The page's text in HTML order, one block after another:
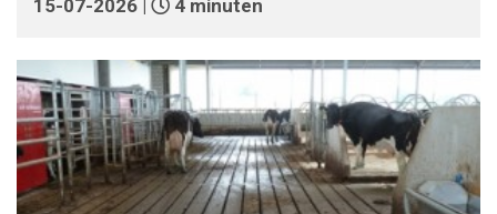
15-07-2026 | 4 minuten